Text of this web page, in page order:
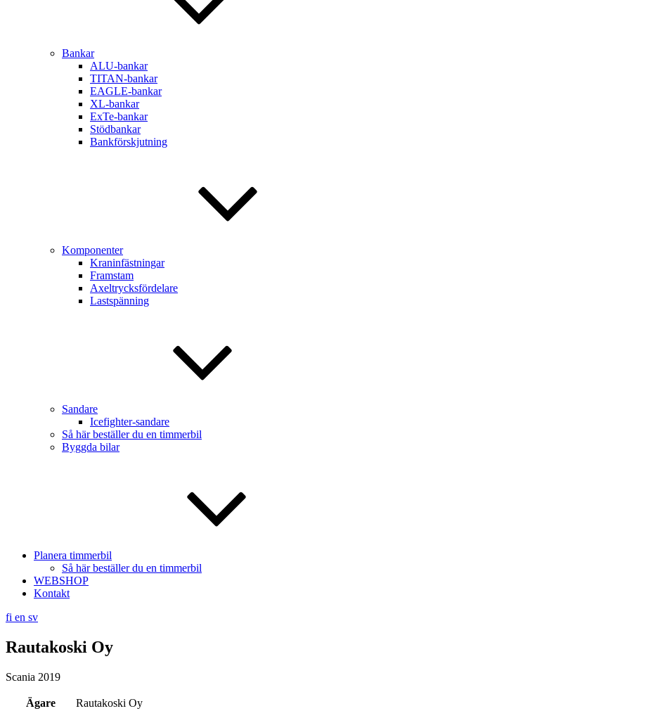
Bankar
ALU-bankar
TITAN-bankar
EAGLE-bankar
XL-bankar
ExTe-bankar
Stödbankar
Bankförskjutning
Komponenter
Kraninfästningar
Framstam
Axeltrycksfördelare
Lastspänning
Sandare
Icefighter-sandare
Så här beställer du en timmerbil
Byggda bilar
Planera timmerbil
Så här beställer du en timmerbil
WEBSHOP
Kontakt
fi en sv
Rautakoski Oy
Scania 2019
Ägare
Rautakoski Oy